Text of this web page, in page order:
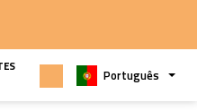
NOSSOS REPRESENTANTES